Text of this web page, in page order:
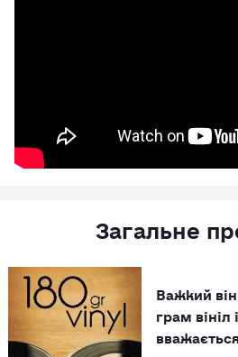
Загальне
Важкий
грам вініл